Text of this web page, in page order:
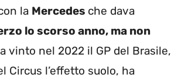
la Mercedes che dava
lo scorso anno, ma non
vinto nel 2022 il GP del Brasile,
Circus l’effetto suolo, ha